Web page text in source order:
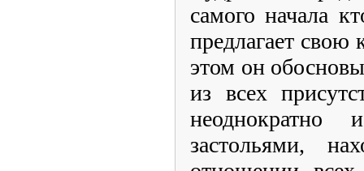
самого начала
предлагает свою
этом он
из всех
неоднократно
застольями,